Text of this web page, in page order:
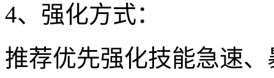
4、强化方式：
推荐优先强化技能急速